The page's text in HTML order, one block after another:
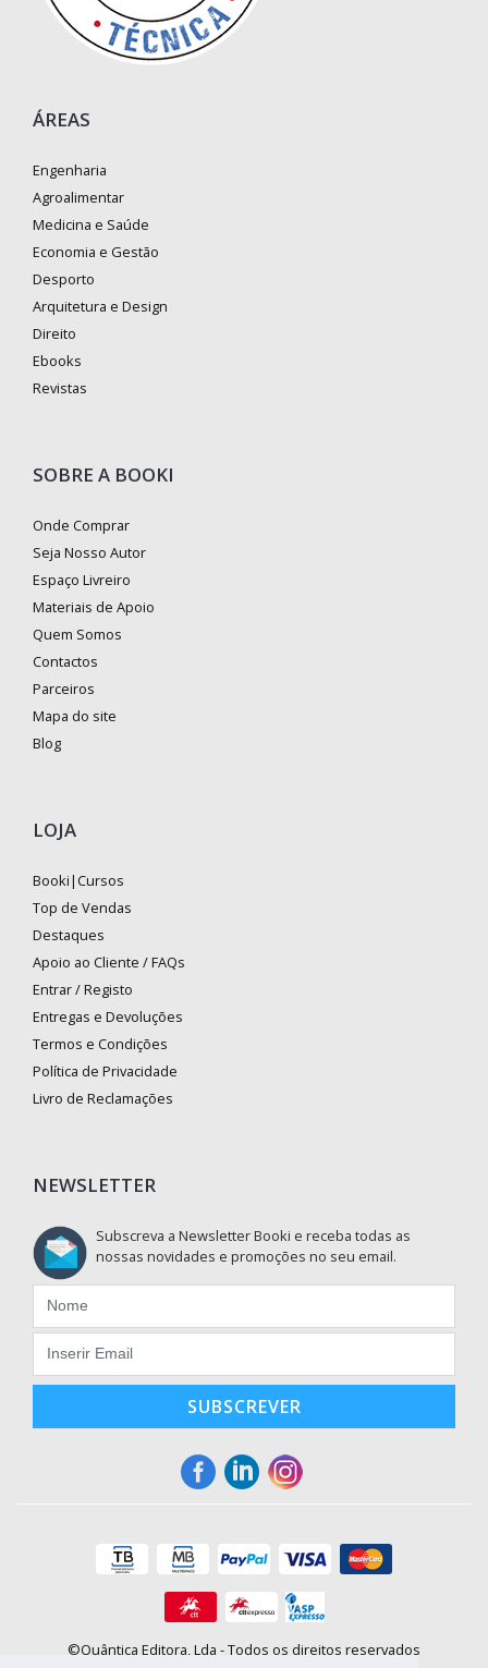
ÁREAS
Engenharia
Agroalimentar
Medicina e Saúde
Economia e Gestão
Desporto
Arquitetura e Design
Direito
Ebooks
Revistas
SOBRE A BOOKI
Onde Comprar
Seja Nosso Autor
Espaço Livreiro
Materiais de Apoio
Quem Somos
Contactos
Parceiros
Mapa do site
Blog
LOJA
Booki|Cursos
Top de Vendas
Destaques
Apoio ao Cliente / FAQs
Entrar / Registo
Entregas e Devoluções
Termos e Condições
Política de Privacidade
Livro de Reclamações
NEWSLETTER
Subscreva a Newsletter Booki e receba todas as
nossas novidades e promoções no seu email.
SUBSCREVER
©Quântica Editora, Lda - Todos os direitos reservados